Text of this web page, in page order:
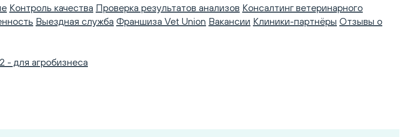
Контроль качества Проверка результатов анализов Консалтинг ветеринарного
Выездная служба Франшиза Vet Union Вакансии Клиники-партнёры Отзывы о
- для агробизнеса